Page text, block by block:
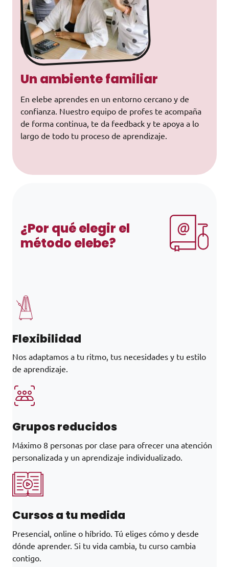
Un ambiente familiar
En elebe aprendes en un entorno cercano y de
confianza. Nuestro equipo de profes te acompaña
de forma continua, te da feedback y te apoya a lo
largo de todo tu proceso de aprendizaje.
¿Por qué elegir el
método elebe?
Flexibilidad
Nos adaptamos a tu ritmo, tus necesidades y tu estilo
de aprendizaje.
Grupos reducidos
Máximo 8 personas por clase para ofrecer una atención
personalizada y un aprendizaje individualizado.
Cursos a tu medida
Presencial, online o híbrido. Tú eliges cómo y desde
dónde aprender. Si tu vida cambia, tu curso cambia
contigo.